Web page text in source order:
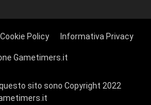
Cookie Policy Informativa Privacy
Gametimers.it
sito sono Copyright 2022